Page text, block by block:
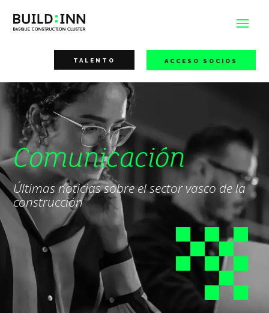
TALENTO ACCESO SOCIOS
Comunicación
Últimas noticias sobre el sector vasco de la
construcción